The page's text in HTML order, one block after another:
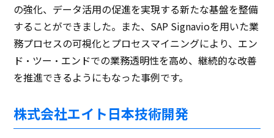
の強化、データ活用の促進を実現する新たな基盤を整備
することができました。また、SAP Signavioを用いた業
務プロセスの可視化とプロセスマイニングにより、エン
ド・ツー・エンドでの業務透明性を高め、継続的な改善
を推進できるようにもなった事例です。
株式会社エイト日本技術開発